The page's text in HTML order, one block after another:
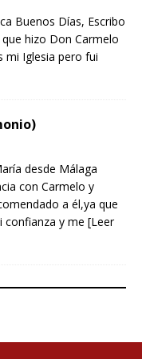
Buenos Días, Escribo
hizo Don Carmelo
mi Iglesia pero fui
desde Málaga
con Carmelo y
a él,ya que
confianza y me [Leer